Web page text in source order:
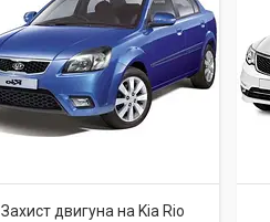
Захист двигуна на Kia Rio